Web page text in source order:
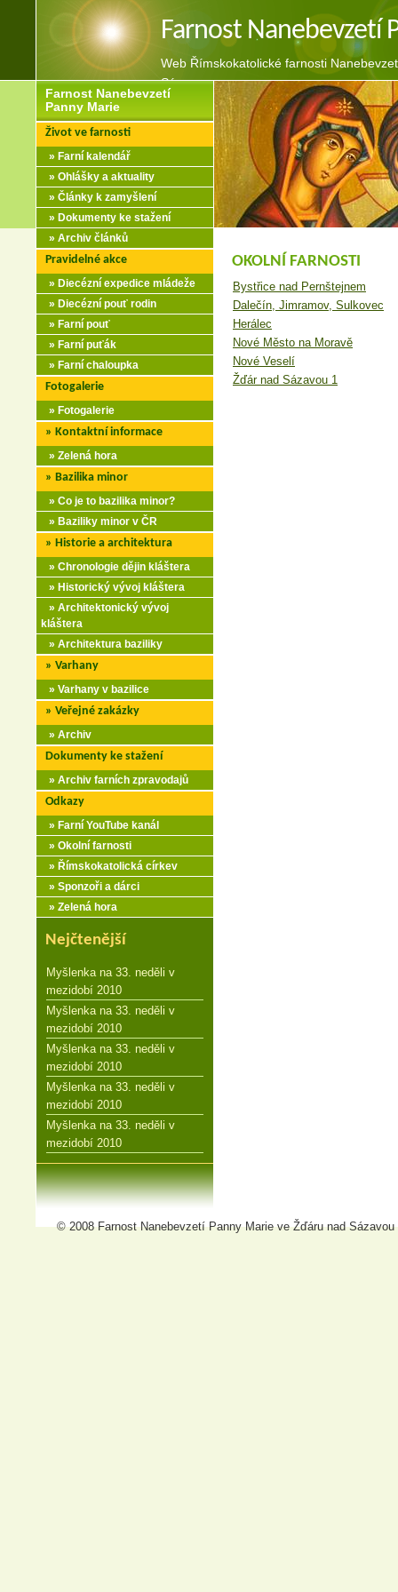
Farnost Nanebevzetí
Web Římskokatolické farnosti
Sázavou
Farnost Nanebevzetí
Panny Marie
Život ve farnosti
» Farní kalendář
» Ohlášky a aktuality
» Články k zamyšlení
» Dokumenty ke stažení
» Archiv článků
Pravidelné akce
» Diecézní expedice mládeže
» Diecézní pouť rodin
» Farní pouť
» Farní puťák
» Farní chaloupka
Fotogalerie
» Fotogalerie
» Kontaktní informace
» Zelená hora
» Bazilika minor
» Co je to bazilika minor?
» Baziliky minor v ČR
» Historie a architektura
» Chronologie dějin kláštera
» Historický vývoj kláštera
» Architektonický vývoj
kláštera
» Architektura baziliky
» Varhany
» Varhany v bazilice
» Veřejné zakázky
» Archiv
Dokumenty ke stažení
» Archiv farních zpravodajů
Odkazy
» Farní YouTube kanál
» Okolní farnosti
» Římskokatolická církev
» Sponzoři a dárci
» Zelená hora
Nejčtenější
Myšlenka na 33. neděli v
mezidobí 2010
Myšlenka na 33. neděli v
mezidobí 2010
Myšlenka na 33. neděli v
mezidobí 2010
Myšlenka na 33. neděli v
mezidobí 2010
Myšlenka na 33. neděli v
mezidobí 2010
OKOLNÍ FARNOSTI
Bystřice nad Pernštejnem
Dalečín, Jimramov, Sulkovec
Herálec
Nové Město na Moravě
Nové Veselí
Žďár nad Sázavou 1
© 2008 Farnost Nanebevzetí Panny Marie ve Žďáru nad Sázavou